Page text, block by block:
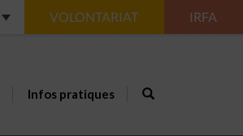
VOLONTARIAT IRFA
Infos pratiques